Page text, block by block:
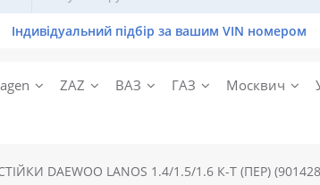
ZAZ ВАЗ ГАЗ Москвич
DAEWOO LANOS 1.4/1.5/1.6 К-Т (ПЕР)